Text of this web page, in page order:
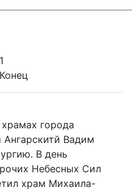
города
Ангарскитй Вадим
В день
Небесных Сил
храм Михаила-